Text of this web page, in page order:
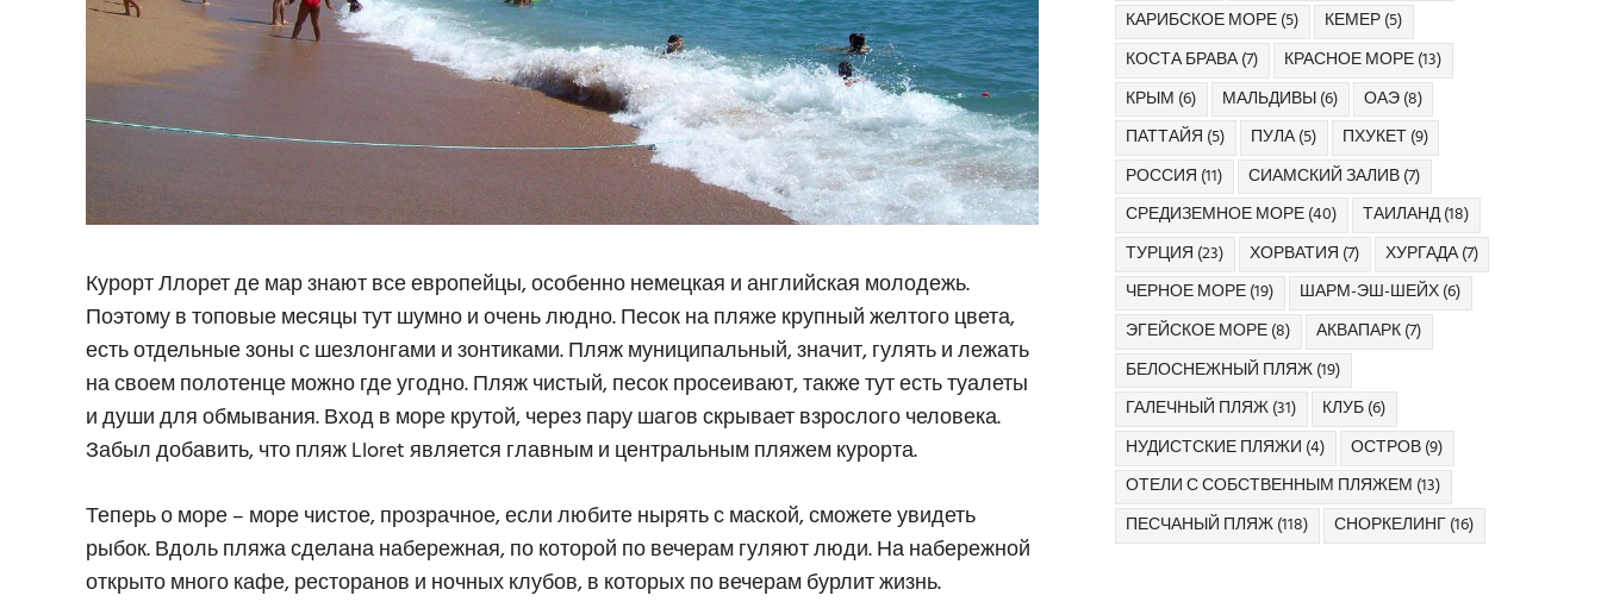
Курорт Ллорет де мар знают все европейцы, особенно немецкая и английская молодежь.
Поэтому в топовые месяцы тут шумно и очень людно. Песок на пляже крупный желтого цвета,
есть отдельные зоны с шезлонгами и зонтиками. Пляж муниципальный, значит, гулять и лежать
на своем полотенце можно где угодно. Пляж чистый, песок просеивают, также тут есть туалеты
и души для обмывания. Вход в море крутой, через пару шагов скрывает взрослого человека.
Забыл добавить, что пляж Lloret является главным и центральным пляжем курорта.
Теперь о море – море чистое, прозрачное, если любите нырять с маской, сможете увидеть
рыбок. Вдоль пляжа сделана набережная, по которой по вечерам гуляют люди. На набережной
открыто много кафе, ресторанов и ночных клубов, в которых по вечерам бурлит жизнь.
КАРИБСКОЕ МОРЕ(5) КЕМЕР(5)
КОСТА БРАВА(7) КРАСНОЕ МОРЕ(13)
КРЫМ (6) МАЛЬДИВЫ(6) ОАЭ(8)
ПАТТАЙЯ (5) ПУЛА(5) ПХУКЕТ(9)
РОССИЯ (11) СИАМСКИЙ ЗАЛИВ(7)
СРЕДИЗЕМНОЕ МОРЕ(40) ТАИЛАНД(18)
ТУРЦИЯ (23) ХОРВАТИЯ (7) ХУРГАДА(7)
ЧЕРНОЕ МОРЕ(19) ШАРМ-ЭШ-ШЕЙХ(6)
ЭГЕЙСКОЕ МОРЕ(8) АКВАПАРК(7)
БЕЛОСНЕЖНЫЙ ПЛЯЖ(19)
ГАЛЕЧНЫЙ ПЛЯЖ(31) КЛУБ(6)
НУДИСТСКИЕ ПЛЯЖИ (4) ОСТРОВ(9)
ОТЕЛИ С СОБСТВЕННЫМ ПЛЯЖЕМ (13)
ПЕСЧАНЫЙ ПЛЯЖ(118) СНОРКЕЛИНГ(16)